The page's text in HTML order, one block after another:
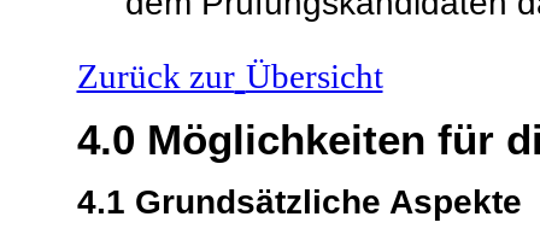
Zurück zur Übersicht
4.0 Möglichkeiten für
4.1 Grundsätzliche Aspekte